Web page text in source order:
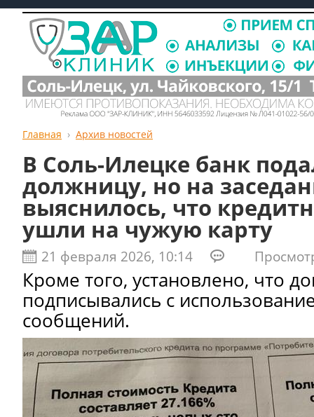
Главная Архив новостей
В Соль-Илецке банк
должницу, но на
выяснилось, что
ушли на чужую карту
21 февраля 2026, 10:14
Кроме того, установлено, что
подписывались с
сообщений.